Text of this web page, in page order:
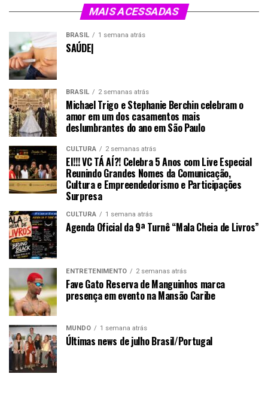
MAIS ACESSADAS
BRASIL 1 semana atrás
SAÚDE|
BRASIL 2 semanas atrás
Michael Trigo e Stephanie Berchin celebram o
amor em um dos casamentos mais
deslumbrantes do ano em São Paulo
CULTURA 2 semanas atrás
EI!!! VC TÁ AÍ?! Celebra 5 Anos com Live Especial
Reunindo Grandes Nomes da Comunicação,
Cultura e Empreendedorismo e Participações
Surpresa
CULTURA 1 semana atrás
Agenda Oficial da 9ª Turnê “Mala Cheia de Livros”
ENTRETENIMENTO 2 semanas atrás
Fave Gato Reserva de Manguinhos marca
presença em evento na Mansão Caribe
MUNDO 1 semana atrás
Últimas news de julho Brasil/Portugal